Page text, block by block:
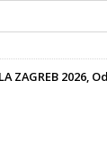
ZAGREB 2026,